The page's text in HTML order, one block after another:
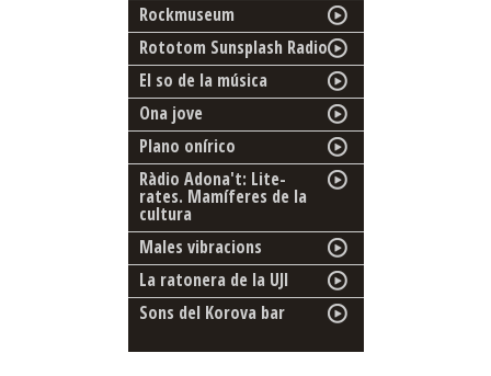
Rockmuseum
Rototom Sunsplash Radio
El so de la música
Ona jove
Plano onírico
Ràdio Adona't: Lite-
rates. Mamíferes de la
cultura
Males vibracions
La ratonera de la UJI
Sons del Korova bar